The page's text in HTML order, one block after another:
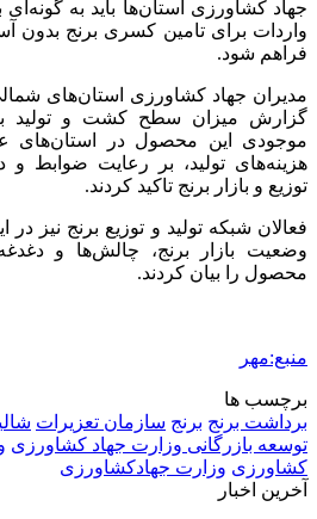
جهاد کشاورزی استان‌ها باید به
واردات برای تامین کسری برنج بدون
فراهم شود.
مدیران جهاد کشاورزی استان‌های
موجودی این محصول در استان‌های
هزینه‌های تولید، بر رعایت ضوابط و
توزیع و بازار برنج تاکید کردند.
فعالان شبکه تولید و توزیع برنج نیز
وضعیت بازار برنج، چالش‌ها و
محصول را بیان کردند.
منبع:مهر
برچسب ها
برداشت برنج برنج سازمان تعزیرات
توسعه بازرگانی وزارت جهاد کشاورزی
کشاورزی وزارت جهادکشاورزی
آخرین اخبار